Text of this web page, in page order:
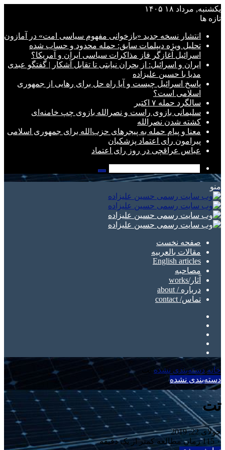
یکشنبه, مرداد ۱۸ ۱۴۰۵
تازه ها
انتشار نسخه جدید «بازخوانی مفهوم سیاسی امت» در آمازون
تحلیل ویژه دیپلمات سابق: حمله محدود و حساب شده
اسرائیل آغازگر فاز مذاکرات سیاسی ایران و آمریکا؟
ایران و اسرائیل: از بحران نیابتی تا تقابل آشکار | گفتگو عبدی
مدیا با حسین علیزاده
پاسخ اسرائیل چیست و آیا راه حل برای رهایی از جمهوری
اسلامی است؟
سالگرد حمله ۷ اکتبر
سلیمانی بازوی راست و نصرالله بازوی چپ خامنه‌ای
کشته شدن نصرالله
معنا و پیام حمله به پیجرهای حزب‌الله برای جمهوری اسلامی
پیرامون رای اعتماد پزشکیان
عباس عراقچی در روز رای اعتماد
جستجو
برای
منو
صفحه نخست
مقالات بالعربیه
English articles
مصاحبه
آثار/works
درباره / about
تماس/ contact
خانه/دسته‌بندی نشده
تت
دسته‌بندی نشده
تت
جولای 22, 2019
۰115
زمان مطالعه کمتر از یک دقیقه